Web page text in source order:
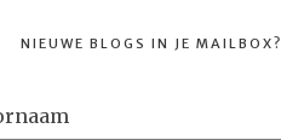
NIEUWE BLOGS IN JE MAILBOX?